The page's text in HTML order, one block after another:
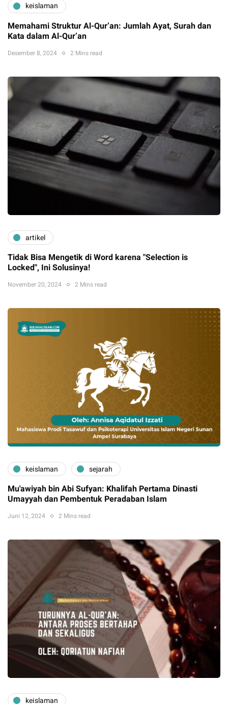
keislaman
Memahami Struktur Al-Qur’an: Jumlah Ayat, Surah dan
Kata dalam Al-Qur’an
Desember 8, 2024 2 Mins read
artikel
Tidak Bisa Mengetik di Word karena "Selection is
Locked", Ini Solusinya!
November 20, 2024 2 Mins read
keislaman sejarah
Mu'awiyah bin Abi Sufyan: Khalifah Pertama Dinasti
Umayyah dan Pembentuk Peradaban Islam
Juni 12, 2024 2 Mins read
keislaman